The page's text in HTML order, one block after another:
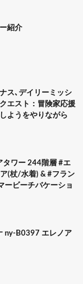
紹介
ス､デイリーミッシ
エスト：冒険家応援
ようをやりながら
タワー 244階層 #エ
(杖/水着) & #フラン
ービーチバケーショ
ny-B0397 エレノア